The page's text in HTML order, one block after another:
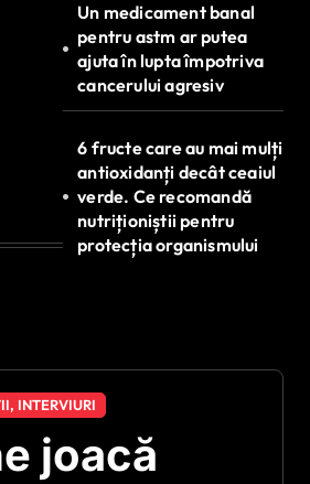
Un medicament banal
pentru astm ar putea
ajuta în lupta împotriva
cancerului agresiv
6 fructe care au mai mulți
antioxidanți decât ceaiul
verde. Ce recomandă
nutriționiștii pentru
protecția organismului
INTERVIURI
joacă